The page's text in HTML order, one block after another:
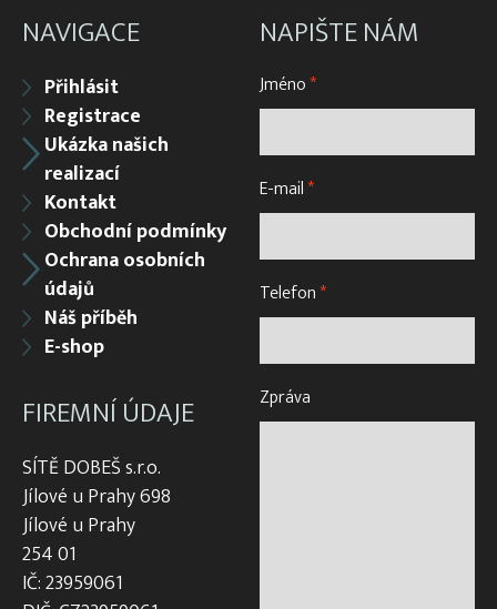
NAVIGACE
Přihlásit
Registrace
Ukázka našich
realizací
Kontakt
Obchodní podmínky
Ochrana osobních
údajů
Náš příběh
E-shop
FIREMNÍ ÚDAJE
SÍTĚ DOBEŠ s.r.o.
Jílové u Prahy 698
Jílové u Prahy
254 01
IČ: 23959061
NAPIŠTE NÁM
Jméno*
E-mail*
Telefon*
Zpráva